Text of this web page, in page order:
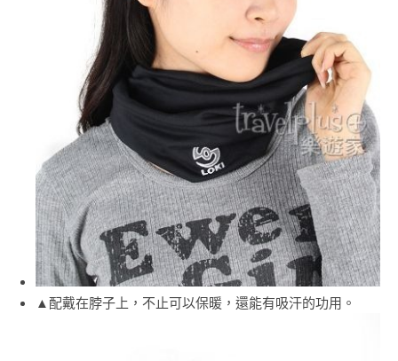
▲配戴在脖子上，不止可以保暖，還能有吸汗的功用。